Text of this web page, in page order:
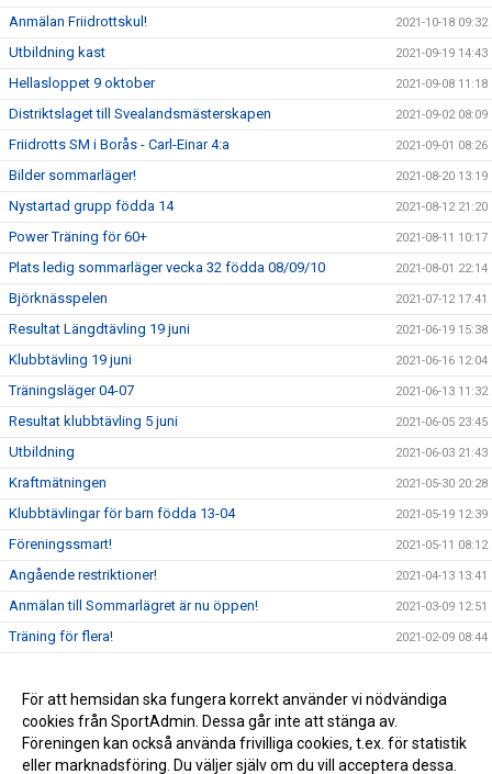
Anmälan Friidrottskul! 2021-10-18 09:32
Utbildning kast 2021-09-19 14:43
Hellasloppet 9 oktober 2021-09-08 11:18
Distriktslaget till Svealandsmästerskapen 2021-09-02 08:09
Friidrotts SM i Borås - Carl-Einar 4:a 2021-09-01 08:26
Bilder sommarläger! 2021-08-20 13:19
Nystartad grupp födda 14 2021-08-12 21:20
Power Träning för 60+ 2021-08-11 10:17
Plats ledig sommarläger vecka 32 födda 08/09/10 2021-08-01 22:14
Björknässpelen 2021-07-12 17:41
Resultat Längdtävling 19 juni 2021-06-19 15:38
Klubbtävling 19 juni 2021-06-16 12:04
Träningsläger 04-07 2021-06-13 11:32
Resultat klubbtävling 5 juni 2021-06-05 23:45
Utbildning 2021-06-03 21:43
Kraftmätningen 2021-05-30 20:28
Klubbtävlingar för barn födda 13-04 2021-05-19 12:39
Föreningssmart! 2021-05-11 08:12
Angående restriktioner! 2021-04-13 13:41
Anmälan till Sommarlägret är nu öppen! 2021-03-09 12:51
Träning för flera! 2021-02-09 08:44
Carl-Einar över 5 m i stavhopp! 2021-01-16 19:24
Alla träningar ställs in för alla t.o.m 24 januari 2021-01-07 10:47
För att hemsidan ska fungera korrekt använder vi nödvändiga
cookies från SportAdmin. Dessa går inte att stänga av.
Föreningen kan också använda frivilliga cookies, t.ex. för statistik
eller marknadsföring. Du väljer själv om du vill acceptera dessa.